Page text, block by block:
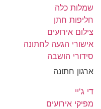
שמלות כלה
חליפות חתן
צילום אירועים
אישורי הגעה לחתונה
סידורי הושבה
ארגון חתונה
די ג'יי
מפיקי אירועים